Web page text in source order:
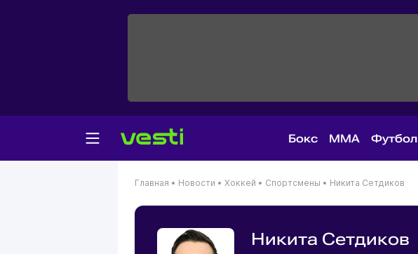
Бокс MMA Футбол
Главная • Новости • Хоккей • Спортсмены • Никита Сетдиков
Никита Сетдиков